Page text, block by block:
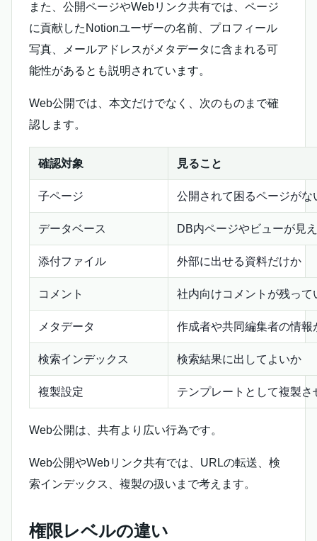
また、公開ページやWebリンク共有では、ページ
に貢献したNotionユーザーの名前、プロフィール
写真、メールアドレスがメタデータに含まれる可
能性があるとも説明されています。
Web公開では、本文だけでなく、次のものまで確
認します。
確認対象 見ること
子ページ 公開されて困るページがな
データベース DB内ページやビューが見
添付ファイル 外部に出せる資料だけか
コメント 社内向けコメントが残って
メタデータ 作成者や共同編集者の情報
検索インデックス 検索結果に出してよいか
複製設定 テンプレートとして複製さ
Web公開は、共有より広い行為です。
Web公開やWebリンク共有では、URLの転送、検
索インデックス、複製の扱いまで考えます。
権限レベルの違い